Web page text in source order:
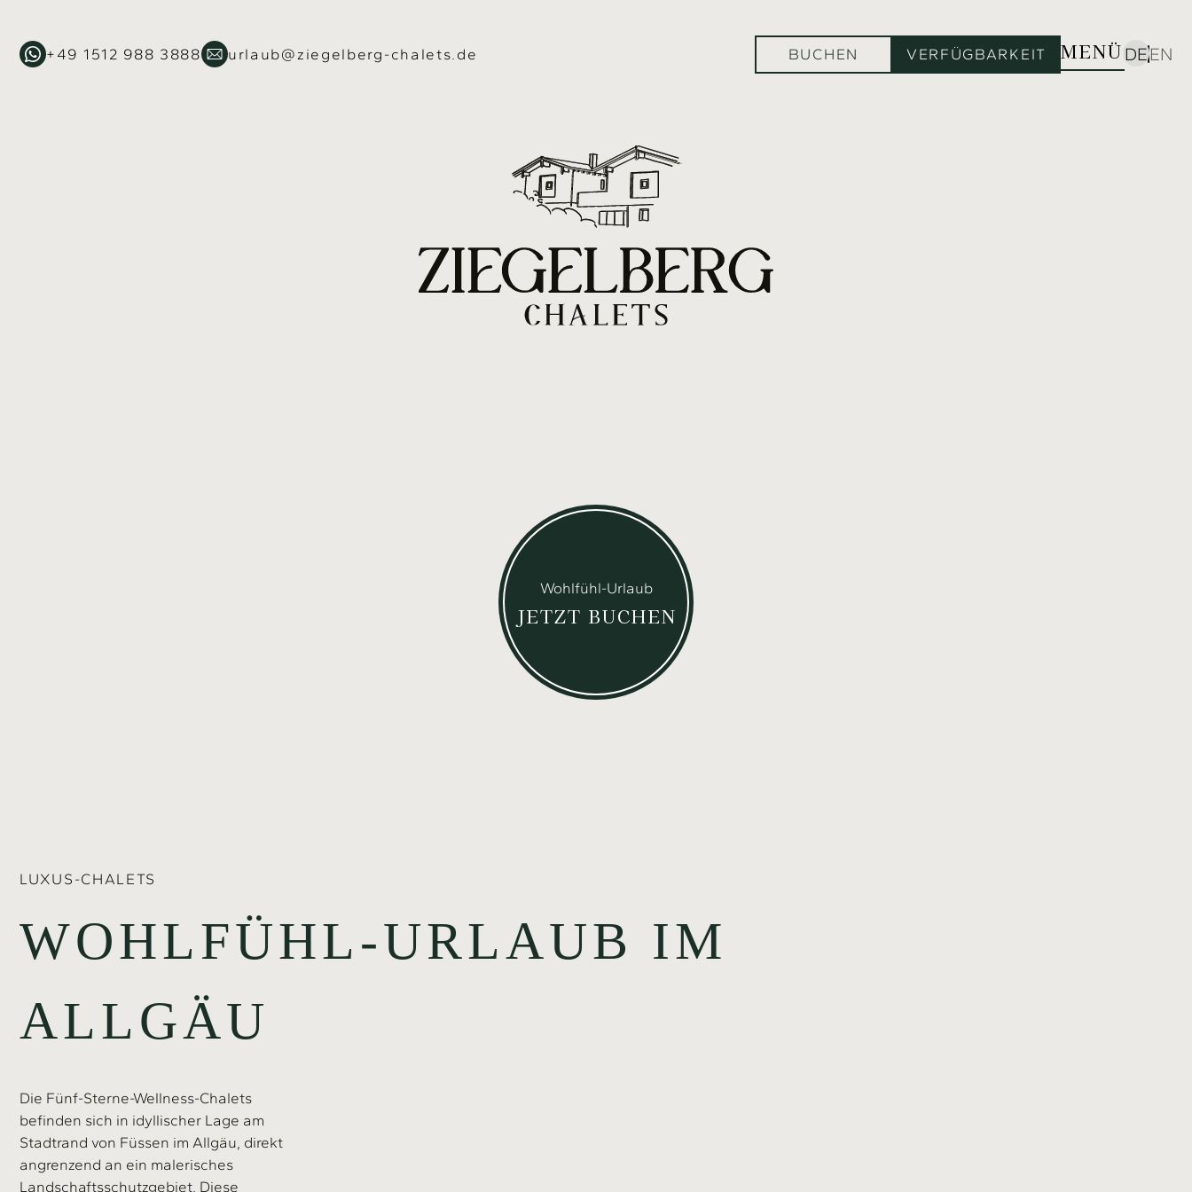
+49 1512 988 3888 urlaub@ziegelberg-chalets.de BUCHEN VERFÜGBARKEIT MENÜ DEEN
Wohlfühl-Urlaub
JETZT BUCHEN
LUXUS-CHALETS
WOHLFÜHL-URLAUB IM
ALLGÄU
Die Fünf-Sterne-Wellness-Chalets
befinden sich in idyllischer Lage am
Stadtrand von Füssen im Allgäu, direkt
angrenzend an ein malerisches
Landschaftsschutzgebiet. Diese